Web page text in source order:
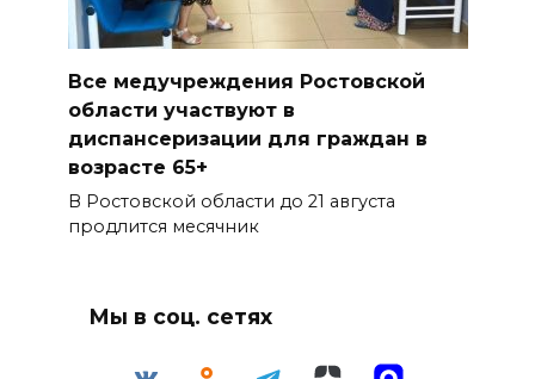
Все медучреждения Ростовской
области участвуют в
диспансеризации для граждан в
возрасте 65+
В Ростовской области до 21 августа
продлится месячник
Мы в соц. сетях